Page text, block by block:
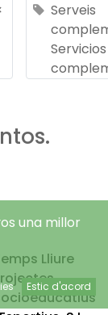
Serveis
Servicios
Lliure
una millor
Estic d'acord